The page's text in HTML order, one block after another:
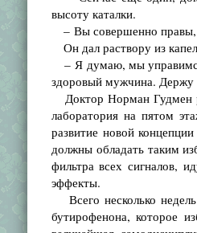
высоту каталки.
– Вы совершенно правы,
Он дал раствору из
– Я думаю, мы
здоровый мужчина.
Доктор Норман Гудмен
лаборатория на пятом
развитие новой
должны обладать таким
фильтра всех сигналов,
эффекты.
Всего несколько
бутирофенона, которое